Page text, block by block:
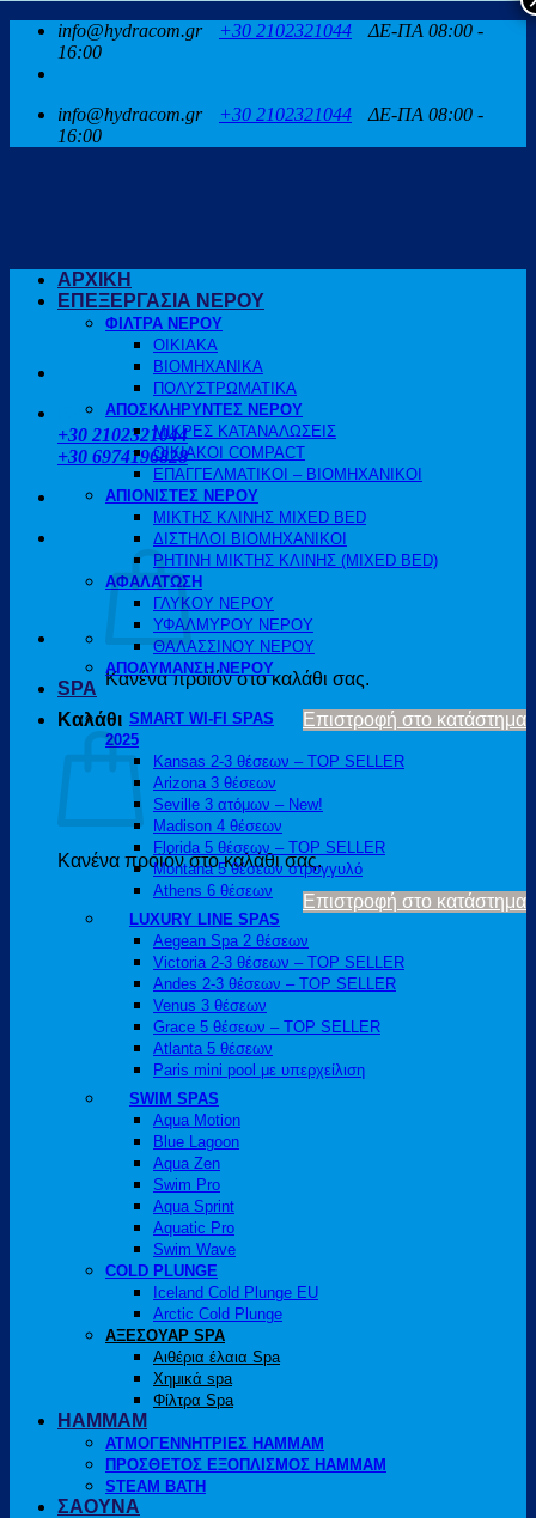
Μετάβαση
περιεχόμενο
info@hydracom.gr +30 2102321044
ΔΕ-ΠΑ 08:00 -
16:00
info@hydracom.gr +30 2102321044
ΔΕ-ΠΑ 08:00 -
16:00
ΚΑΛΕΣΤΕ ΜΑΣ
+30 2102321044
+30 6974196828
Κανένα προϊόν στο καλάθι σας.
Επιστροφή στο κατάστημα
Καλάθι
Κανένα προϊόν στο καλάθι σας.
Επιστροφή στο κατάστημα
ΑΡΧΙΚΗ
ΕΠΕΞΕΡΓΑΣΙΑ ΝΕΡΟΥ
ΦΙΛΤΡΑ ΝΕΡΟΥ
ΟΙΚΙΑΚΑ
ΒΙΟΜΗΧΑΝΙΚΑ
ΠΟΛΥΣΤΡΩΜΑΤΙΚΑ
ΑΠΟΣΚΛΗΡΥΝΤΕΣ ΝΕΡΟΥ
ΜΙΚΡΕΣ ΚΑΤΑΝΑΛΩΣΕΙΣ
ΟΙΚΙΑΚΟΙ COMPACT
ΕΠΑΓΓΕΛΜΑΤΙΚΟΙ – ΒΙΟΜΗΧΑΝΙΚΟΙ
ΑΠΙΟΝΙΣΤΕΣ ΝΕΡΟΥ
ΜΙΚΤΗΣ ΚΛΙΝΗΣ MIXED BED
ΔΙΣΤΗΛΟΙ ΒΙΟΜΗΧΑΝΙΚΟΙ
ΡΗΤΙΝΗ ΜΙΚΤΗΣ ΚΛΙΝΗΣ (MIXED BED)
ΑΦΑΛΑΤΩΣΗ
ΓΛΥΚΟΥ ΝΕΡΟΥ
ΥΦΑΛΜΥΡΟΥ ΝΕΡΟΥ
ΘΑΛΑΣΣΙΝΟΥ ΝΕΡΟΥ
ΑΠΟΛΥΜΑΝΣΗ ΝΕΡΟΥ
SPA
SMART WI-FI SPAS
2025
Kansas 2-3 θέσεων – TOP SELLER
Arizona 3 θέσεων
Seville 3 ατόμων – New!
Madison 4 θέσεων
Florida 5 θέσεων – TOP SELLER
Montana 5 θέσεων στρογγυλό
Athens 6 θέσεων
LUXURY LINE SPAS
Aegean Spa 2 θέσεων
Victoria 2-3 θέσεων – TOP SELLER
Andes 2-3 θέσεων – TOP SELLER
Venus 3 θέσεων
Grace 5 θέσεων – TOP SELLER
Atlanta 5 θέσεων
Paris mini pool με υπερχείλιση
SWIM SPAS
Aqua Motion
Blue Lagoon
Aqua Zen
Swim Pro
Aqua Sprint
Aquatic Pro
Swim Wave
COLD PLUNGE
Iceland Cold Plunge EU
Arctic Cold Plunge
ΑΞΕΣΟΥΑΡ SPA
Αιθέρια έλαια Spa
Χημικά spa
Φίλτρα Spa
HAMMAM
ΑΤΜΟΓΕΝΝΗΤΡΙΕΣ HAMMAM
ΠΡΟΣΘΕΤΟΣ ΕΞΟΠΛΙΣΜΟΣ HAMMAM
STEAM BATH
ΣΑΟΥΝΑ